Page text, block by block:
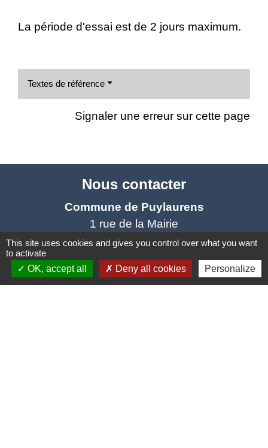
La période d'essai est de 2 jours maximum.
Textes de référence
Signaler une erreur sur cette page
Nous contacter
Commune de Puylaurens
1 rue de la Mairie
81700 Puylaurens - FRANCE
+33 5 63 75 00 18
Contact par formulaire
This site uses cookies and gives you control over what you want
to activate
OK, accept all
Deny all cookies Personalize